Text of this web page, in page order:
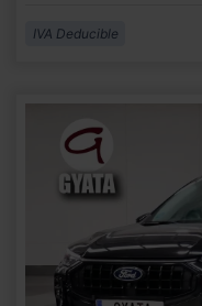
IVA Deducible